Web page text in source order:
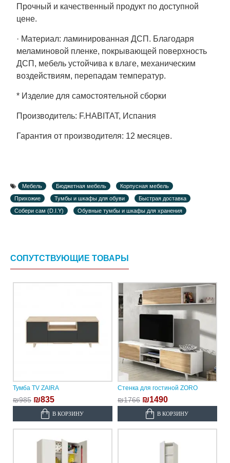
Прочный и качественный продукт по доступной
цене.
· Материал: ламинированная ДСП. Благодаря
меламиновой пленке, покрывающей поверхность
ДСП, мебель устойчива к влаге, механическим
воздействиям, перепадам температур.
* Изделие для самостоятельной сборки
Производитель: F.HABITAT, Испания
Гарантия от производителя: 12 месяцев.
Мебель Бюджетная мебель
Корпусная мебель
Прихожие
Тумбы и шкафы для обуви
Быстрая доставка
Собери сам (D.I.Y)
Обувные тумбы и шкафы для хранения
СОПУТСТВУЮЩИЕ ТОВАРЫ
Тумба TV ZAIRA
₪985 ₪835
В КОРЗИНУ
Стенка для гостиной ZORO
₪1766 ₪1490
В КОРЗИНУ